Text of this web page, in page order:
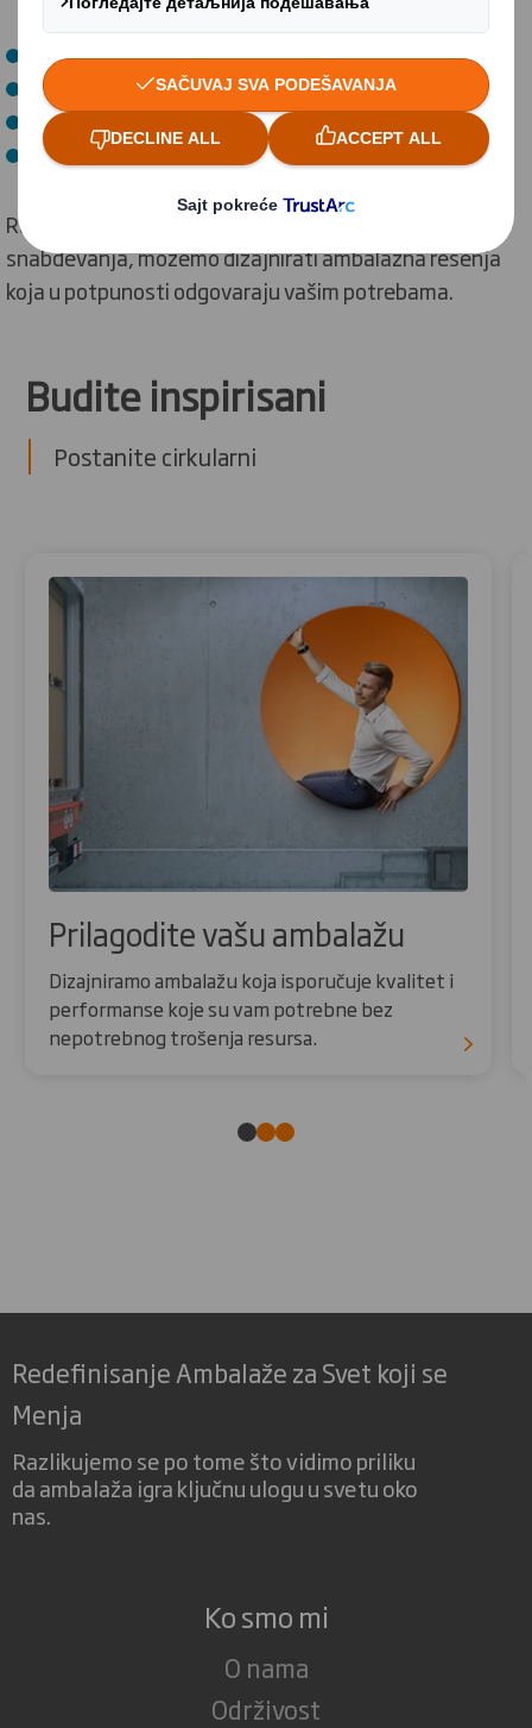
Zaštite vaših proizvoda.
Efikasnijeg lanca snabdevanja.
Povećanja vaših ekoloških performansi.
Pružanje boljeg korisničkog iskustva.
Razumevanjem vašeg poslovanja i vašeg lanca
snabdevanja, možemo dizajnirati ambalažna rešenja
koja u potpunosti odgovaraju vašim potrebama.
Budite inspirisani
Postanite cirkularni
Prilagodite vašu ambalažu
Dizajniramo ambalažu koja isporučuje kvalitet i
performanse koje su vam potrebne bez
nepotrebnog trošenja resursa.
Redefinisanje Ambalaže za Svet koji se
Menja
Razlikujemo se po tome što vidimo priliku
da ambalaža igra ključnu ulogu u svetu oko
nas.
Ko smo mi
O nama
Održivost